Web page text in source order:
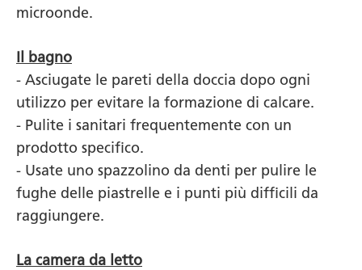
microonde.
Il bagno
- Asciugate le pareti della doccia dopo ogni
utilizzo per evitare la formazione di calcare.
- Pulite i sanitari frequentemente con un
prodotto specifico.
- Usate uno spazzolino da denti per pulire le
fughe delle piastrelle e i punti più difficili da
raggiungere.
La camera da letto